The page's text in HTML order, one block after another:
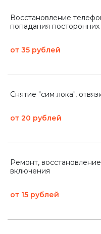
Восстановление
попадания
от 35 рублей
Снятие "сим лока",
от 20 рублей
Ремонт,
включения
от 15 рублей